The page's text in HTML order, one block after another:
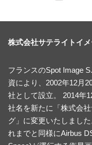
株式会社サテライトイ
フランスのSpot Image
資により、2002年12月
社として設立。 2014年
社名を新たに「株式会
グ」に変更いたしまし
れまでと同様にAirbus